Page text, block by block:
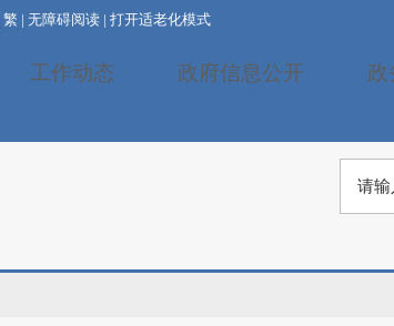
繁 | 无障碍阅读 | 打开适老化模式
工作动态 政府信息公开 政